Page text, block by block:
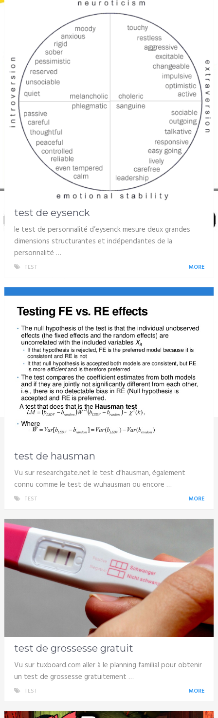
test de eysenck
le test de personnalité d’eysenck mesure deux grandes
dimensions structurantes et indépendantes de la
personnalité …
TEST MORE
test de hausman
Vu sur researchgate.net le test d’hausman, également
connu comme le test de wuhausman ou encore …
TEST MORE
test de grossesse gratuit
Vu sur tuxboard.com aller à le planning familial pour obtenir
un test de grossesse gratuitement …
TEST MORE